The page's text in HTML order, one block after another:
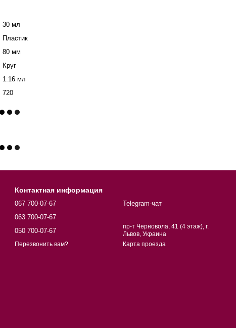
30 мл
Пластик
80 мм
Круг
1.16 мл
720
Контактная информация
067 700-07-67
063 700-07-67
050 700-07-67
Перезвонить вам?
Telegram-чат
пр-т Черновола, 41 (4 этаж), г.
Львов, Украина
Карта проезда